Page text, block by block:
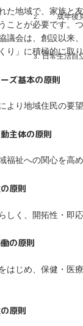
成年後
日常生活自
れた地域で、家族と
ことが必要です。
議会は、創設以来
り」に積極的に取
ズ基本の原則
より地域住民の要
主体の原則
福祉への関心を高
原則
しく、開拓性・即
の原則
はじめ、保健・医
原則